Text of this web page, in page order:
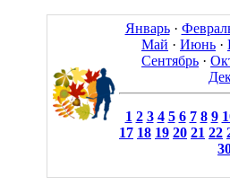
Январь·
Май · Июнь ·
Сентябрь ·
1 2 3 4 5 6 7 8 9
17 18 19 20 21 22